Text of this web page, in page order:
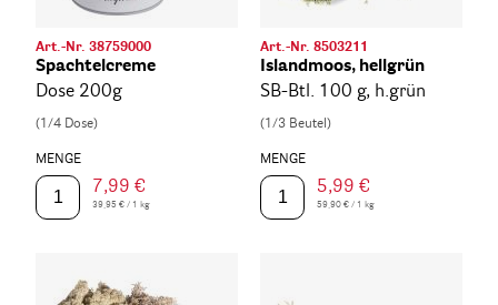
Art.-Nr. 38759000
Spachtelcreme
Dose 200g
(1/4 Dose)
MENGE
7,99 €
39,95 € / 1 kg
Art.-Nr. 8503211
Islandmoos, hellgrün
SB-Btl. 100 g, h.grün
(1/3 Beutel)
MENGE
5,99 €
59,90 € / 1 kg